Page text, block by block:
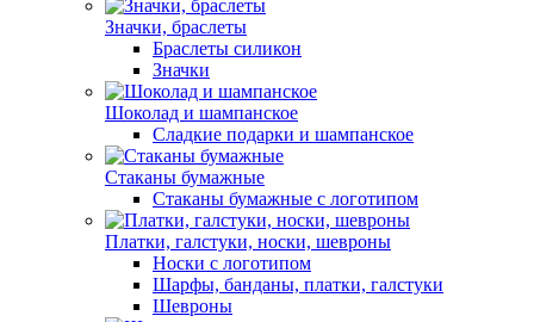
Значки, браслеты
Браслеты силикон
Значки
Шоколад и шампанское
Сладкие подарки и шампанское
Стаканы бумажные
Стаканы бумажные с логотипом
Платки, галстуки, носки, шевроны
Носки с логотипом
Шарфы, банданы, платки, галстуки
Шевроны